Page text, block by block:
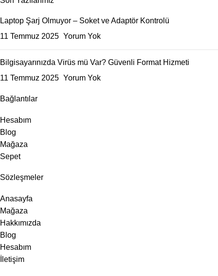
Laptop Şarj Olmuyor – Soket ve Adaptör Kontrolü
11 Temmuz 2025 Yorum Yok
Bilgisayarınızda Virüs mü Var? Güvenli Format Hizmeti
11 Temmuz 2025 Yorum Yok
Bağlantılar
Hesabım
Blog
Mağaza
Sepet
Sözleşmeler
Anasayfa
Mağaza
Hakkımızda
Blog
Hesabım
İletişim